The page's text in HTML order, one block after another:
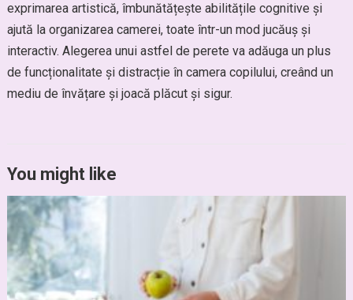
exprimarea artistică, îmbunătățește abilitățile cognitive și
ajută la organizarea camerei, toate într-un mod jucăuș și
interactiv. Alegerea unui astfel de perete va adăuga un plus
de funcționalitate și distracție în camera copilului, creând un
mediu de învățare și joacă plăcut și sigur.
You might like